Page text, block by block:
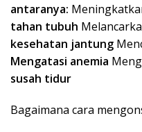
antaranya:
tahan tubuh
kesehatan jantung
Mengatasi anemia
susah tidur
Bagaimana cara